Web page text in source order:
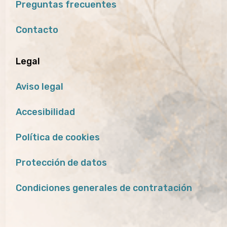
Preguntas frecuentes
Contacto
Legal
Aviso legal
Accesibilidad
Política de cookies
Protección de datos
Condiciones generales de contratación